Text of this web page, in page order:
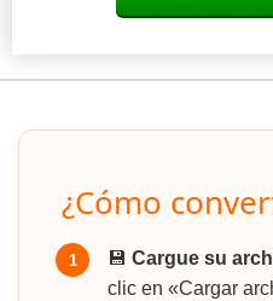
¿Cómo
1 💾 Cargue su
clic en «Cargar